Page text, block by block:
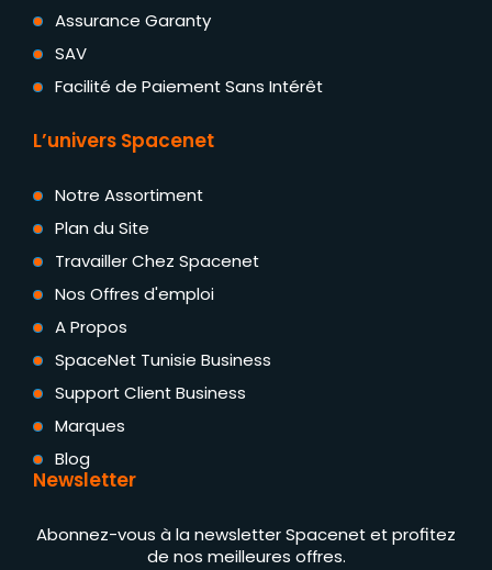
Assurance Garanty
SAV
Facilité de Paiement Sans Intérêt
L’univers Spacenet
Notre Assortiment
Plan du Site
Travailler Chez Spacenet
Nos Offres d'emploi
A Propos
SpaceNet Tunisie Business
Support Client Business
Marques
Blog
Newsletter
Abonnez-vous à la newsletter Spacenet et profitez
de nos meilleures offres.